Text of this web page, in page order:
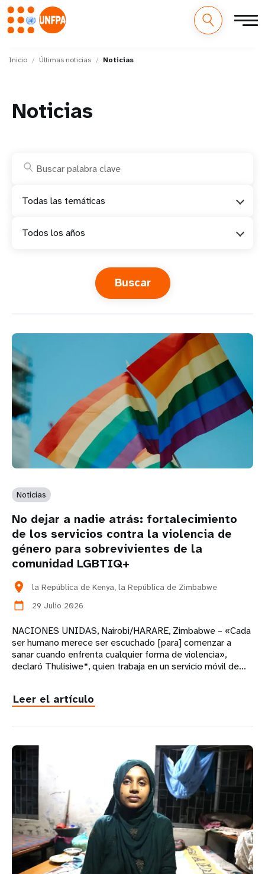
MInicio Últimas noticias Noticias
Noticias
Todas las temáticas
Todos los años
Noticias
No dejar a nadie atrás: fortalecimiento
de los servicios contra la violencia de
género para sobrevivientes de la
comunidad LGBTIQ+
location_on
la República de Kenya, la República de Zimbabwe
calendar_today
29 Julio 2026
NACIONES UNIDAS, Nairobi/HARARE, Zimbabwe – «Cada
ser humano merece ser escuchado [para] comenzar a
sanar cuando enfrenta cualquier forma de violencia»,
declaró Thulisiwe*, quien trabaja en un servicio móvil de...
Leer el artículo